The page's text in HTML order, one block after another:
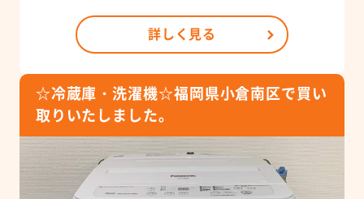
詳しく見る
☆冷蔵庫・洗濯機☆福岡県小倉南区で買い
取りいたしました。